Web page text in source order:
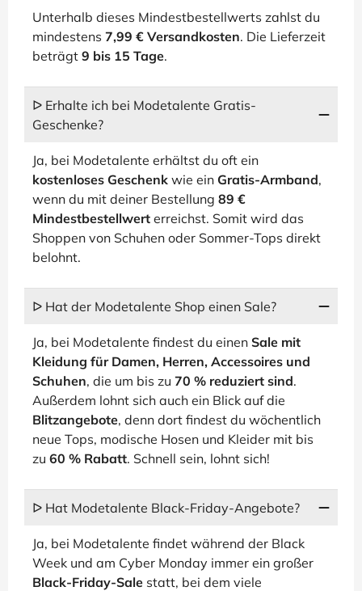
Unterhalb dieses Mindestbestellwerts zahlst du
mindestens 7,99 € Versandkosten. Die Lieferzeit
beträgt 9 bis 15 Tage.
ᐅ Erhalte ich bei Modetalente Gratis-
Geschenke?
Ja, bei Modetalente erhältst du oft ein
kostenloses Geschenk wie ein Gratis-Armband,
wenn du mit deiner Bestellung 89 €
Mindestbestellwert erreichst. Somit wird das
Shoppen von Schuhen oder Sommer-Tops direkt
belohnt.
ᐅ Hat der Modetalente Shop einen Sale?
Ja, bei Modetalente findest du einen Sale mit
Kleidung für Damen, Herren, Accessoires und
Schuhen, die um bis zu 70 % reduziert sind.
Außerdem lohnt sich auch ein Blick auf die
Blitzangebote, denn dort findest du wöchentlich
neue Tops, modische Hosen und Kleider mit bis
zu 60 % Rabatt. Schnell sein, lohnt sich!
ᐅ Hat Modetalente Black-Friday-Angebote?
Ja, bei Modetalente findet während der Black
Week und am Cyber Monday immer ein großer
Black-Friday-Sale statt, bei dem viele